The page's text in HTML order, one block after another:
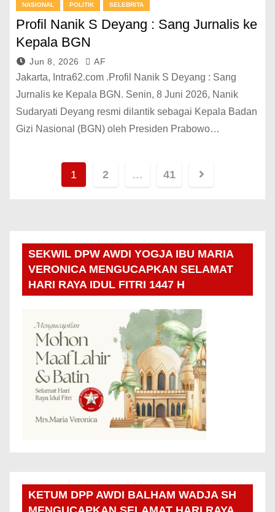
NASIONAL POLITIK SELEBRITA
Profil Nanik S Deyang : Sang Jurnalis ke
Kepala BGN
Jun 8, 2026 AF
Jakarta, Intra62.com .Profil Nanik S Deyang : Sang
Jurnalis ke Kepala BGN. Senin, 8 Juni 2026, Nanik
Sudaryati Deyang resmi dilantik sebagai Kepala Badan
Gizi Nasional (BGN) oleh Presiden Prabowo…
1 2 … 41
SEKWIL DPW AWDI YOGJA IBU MARIA
VERONICA MENGUCAPKAN SELAMAT
HARI RAYA IDUL FITRI 1447 H
KETUM DPP AWDI BALHAM WADJA SH